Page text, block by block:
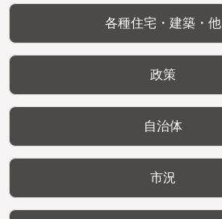
各種住宅・建築・他
政策
自治体
市況